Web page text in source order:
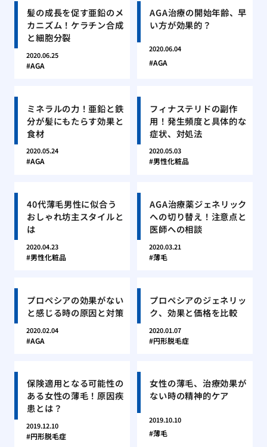
髪の成長を促す亜鉛のメ
カニズム！ケラチン合成
と細胞分裂
2020.06.25
AGA
AGA治療の開始年齢、早
い方が効果的？
2020.06.04
AGA
ミネラルの力！亜鉛と鉄
分が髪にもたらす効果と
食材
2020.05.24
AGA
フィナステリドの副作
用！発生頻度と具体的な
症状、対処法
2020.05.03
男性化粧品
40代薄毛男性に似合う
おしゃれ坊主スタイルと
は
2020.04.23
男性化粧品
AGA治療薬ジェネリック
への切り替え！注意点と
医師への相談
2020.03.21
薄毛
プロペシアの効果がない
と感じる時の原因と対策
2020.02.04
AGA
プロペシアのジェネリッ
ク、効果と価格を比較
2020.01.07
円形脱毛症
保険適用となる可能性の
ある女性の薄毛！原因疾
患とは？
2019.12.10
円形脱毛症
女性の薄毛、治療効果が
ない時の精神的ケア
2019.10.10
薄毛